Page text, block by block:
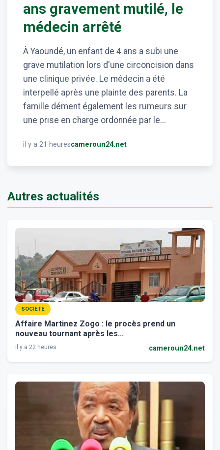
ans gravement mutilé, le
médecin arrêté
À Yaoundé, un enfant de 4 ans a subi une
grave mutilation lors d'une circoncision dans
une clinique privée. Le médecin a été
interpellé après une plainte des parents. La
famille dément également les rumeurs sur
une prise en charge ordonnée par le...
il y a 21 heurescameroun24.net
Autres actualités
SOCIÉTÉ
Affaire Martinez Zogo : le procès prend un
nouveau tournant après les...
il y a 22 heures cameroun24.net